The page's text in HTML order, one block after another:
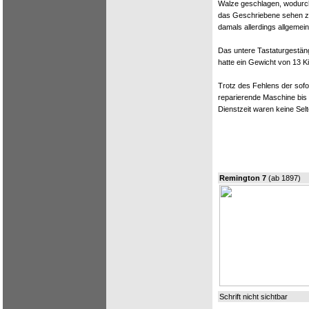
Walze geschlagen,
das Geschriebene sehen
damals allerdings
Das untere
hatte ein Gewicht von 13
Trotz des Fehlens der
reparierende Maschine
Dienstzeit waren keine
Remington 7 (ab 1897)
Schrift nicht sichtbar